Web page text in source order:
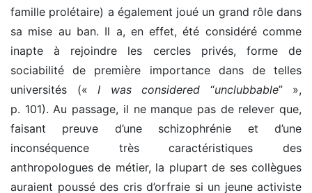
famille prolétaire) a également joué un grand rôle dans
sa mise au ban. Il a, en effet, été considéré comme
inapte à rejoindre les cercles privés, forme de
sociabilité de première importance dans de telles
universités (« I was considered “unclubbable” »,
p. 101). Au passage, il ne manque pas de relever que,
faisant preuve d’une schizophrénie et d’une
inconséquence très caractéristiques des
anthropologues de métier, la plupart de ses collègues
auraient poussé des cris d’orfraie si un jeune activiste